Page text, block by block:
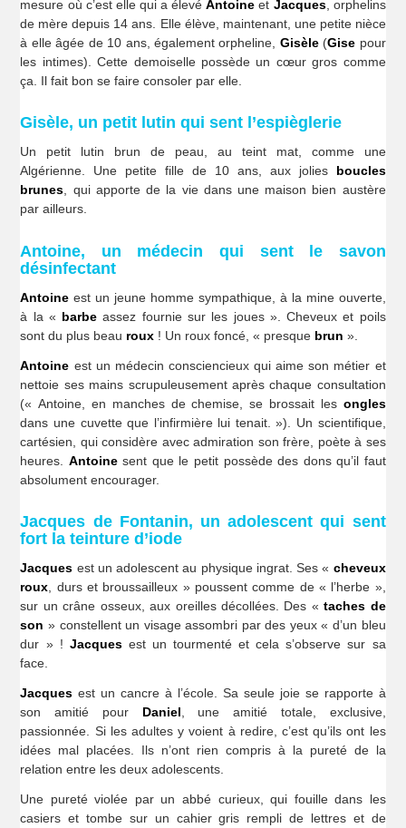
mesure où c’est elle qui a élevéAntoine et Jacques, orphelins
de mère depuis 14 ans. Elle élève, maintenant, une petite nièce
à elle âgée de 10 ans, également orpheline, Gisèle(Gise pour
les intimes). Cette demoiselle possède un cœur gros comme
ça. Il fait bon se faire consoler par elle.
Gisèle, un petit lutin qui sent l’espièglerie
Un petit lutin brun de peau, au teint mat, comme une
Algérienne. Une petite fille de 10 ans, aux jolies boucles
brunes, qui apporte de la vie dans une maison bien austère
par ailleurs.
Antoine, un médecin qui sent le savon
désinfectant
Antoine est un jeune homme sympathique, à la mine ouverte,
à la « barbe assez fournie sur les joues ». Cheveux et poils
sont du plus beau roux ! Un roux foncé, « presque brun ».
Antoine est un médecin consciencieux qui aime son métier et
nettoie ses mains scrupuleusement après chaque consultation
(« Antoine, en manches de chemise, se brossait les ongles
dans une cuvette que l’infirmière lui tenait. »). Un scientifique,
cartésien, qui considère avec admiration son frère, poète à ses
heures. Antoinesent que le petit possède des dons qu’il faut
absolument encourager.
Jacques de Fontanin, un adolescent qui sent
fort la teinture d’iode
Jacques est un adolescent au physique ingrat. Ses « cheveux
roux , durs et broussailleux » poussent comme de « l’herbe »,
sur un crâne osseux, aux oreilles décollées. Des «taches de
son » constellent un visage assombri par des yeux « d’un bleu
dur » ! Jacquesest un tourmenté et cela s’observe sur sa
face.
Jacques est un cancre à l’école. Sa seule joie se rapporte à
son amitié pour Daniel , une amitié totale, exclusive,
passionnée. Si les adultes y voient à redire, c’est qu’ils ont les
idées mal placées. Ils n’ont rien compris à la pureté de la
relation entre les deux adolescents.
Une pureté violée par un abbé curieux, qui fouille dans les
casiers et tombe sur un cahier gris rempli de lettres et de